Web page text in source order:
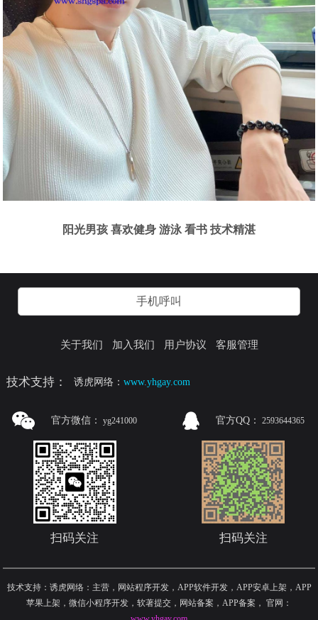
阳光男孩 喜欢健身 游泳 看书 技术精湛
手机呼叫
关于我们 加入我们 用户协议 客服管理
技术支持： 诱虎网络：www.yhgay.com
官方微信： yg241000
扫码关注
官方QQ： 2593644365
扫码关注
技术支持：诱虎网络：主营，网站程序开发，APP软件开发，APP安卓上架，APP
苹果上架，微信小程序开发，软著提交，网站备案，APP备案 ， 官网：